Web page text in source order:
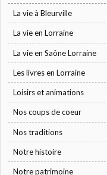
La vie à Bleurville
La vie en Lorraine
La vie en Saône Lorraine
Les livres en Lorraine
Loisirs et animations
Nos coups de coeur
Nos traditions
Notre histoire
Notre patrimoine